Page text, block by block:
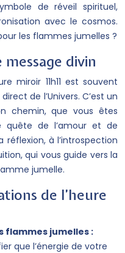
de réveil spirituel,
avec le cosmos.
les flammes jumelles ?
divin
miroir 11h11 est souvent
de l’Univers. C’est un
chemin, que vous êtes
quête de l’amour et de
réflexion, à l’introspection
qui vous guide vers la
jumelle.
de l’heure
flammes jumelles :
que l’énergie de votre